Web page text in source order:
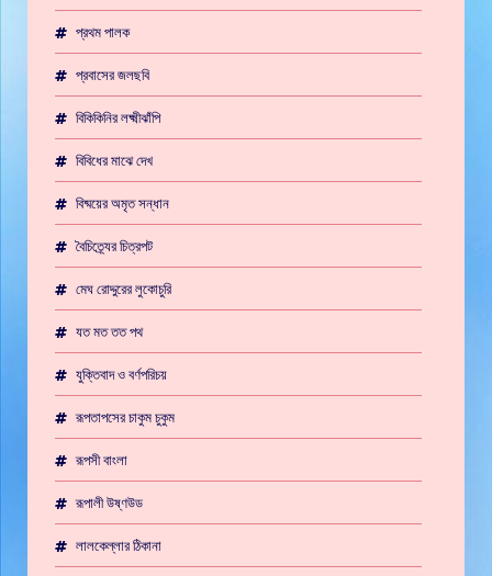
প্রথম পালক
প্রবাসের জলছবি
বিকিকিনির লক্ষ্মীঝাঁপি
বিবিধের মাঝে দেখ
বিষ্ময়ের অমৃত সন্ধান
বৈচিত্র্যের চিত্রপট
মেঘ রোদ্দুরের লুকোচুরি
যত মত তত পথ
যুক্তিবাদ ও বর্ণপরিচয়
রূপতাপসের চাকুম চুকুম
রূপসী বাংলা
রূপালী উষ্ণউড
লালকেল্লার ঠিকানা